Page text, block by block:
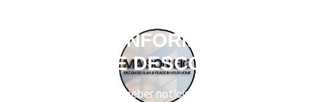
OBTER INFORMAÇÕES
SOBRE DESCONTOS
Se inscreva para receber notícias sobre descontos